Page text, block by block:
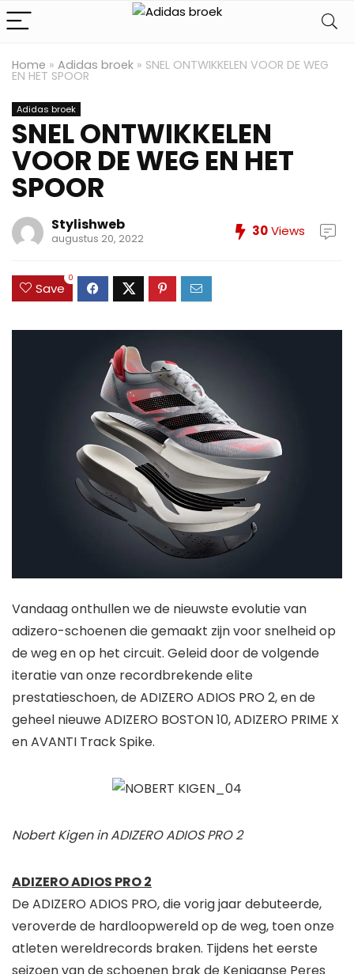
Home » Adidas broek » SNEL ONTWIKKELEN VOOR DE WEG
EN HET SPOOR
Adidas broek
SNEL ONTWIKKELEN
VOOR DE WEG EN HET
SPOOR
Stylishweb
augustus 20, 2022 30Views
Save
0
Vandaag onthullen we de nieuwste evolutie van
adizero-schoenen die gemaakt zijn voor snelheid op
de weg en op het circuit. Geleid door de volgende
iteratie van onze recordbrekende elite
prestatieschoen, de ADIZERO ADIOS PRO 2, en de
geheel nieuwe ADIZERO BOSTON 10, ADIZERO PRIME X
en AVANTI Track Spike.
Nobert Kigen in ADIZERO ADIOS PRO 2
ADIZERO ADIOS PRO 2
De ADIZERO ADIOS PRO, die vorig jaar debuteerde,
veroverde de hardloopwereld op de weg, toen onze
atleten wereldrecords braken. Tijdens het eerste
seizoen van de schoenen brak de Keniaanse Peres